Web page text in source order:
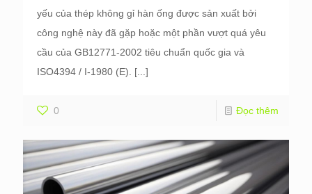
yếu của thép không gỉ hàn ống được sản xuất bởi
công nghệ này đã gặp hoặc một phần vượt quá yêu
cầu của GB12771-2002 tiêu chuẩn quốc gia và
ISO4394 / I-1980 (E).
[...]
0 Đọc thêm